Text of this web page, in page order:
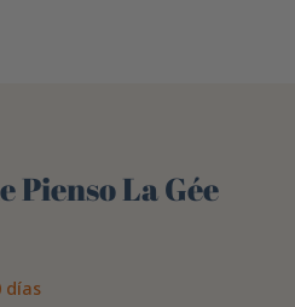
Pienso La Gée
días